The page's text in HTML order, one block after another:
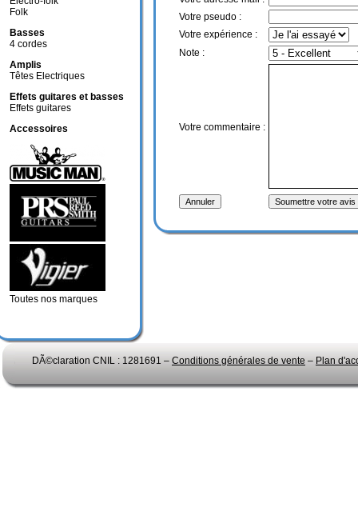
Votre pseudo :
Votre expérience :
Note :
Votre commentaire :
Folk
Basses
4 cordes
Amplis
Têtes Electriques
Effets guitares et basses
Effets guitares
Accessoires
Toutes nos marques
DÃ©claration CNIL : 1281691 – Conditions générales de vente – Plan